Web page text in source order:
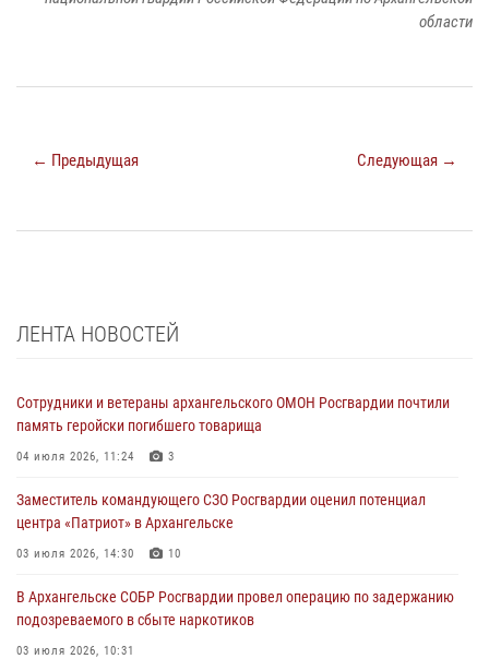
области
← Предыдущая Следующая →
ЛЕНТА НОВОСТЕЙ
Сотрудники и ветераны архангельского ОМОН Росгвардии почтили
память геройски погибшего товарища
04 июля 2026, 11:24 3
Заместитель командующего СЗО Росгвардии оценил потенциал
центра «Патриот» в Архангельске
03 июля 2026, 14:30 10
В Архангельске СОБР Росгвардии провел операцию по задержанию
подозреваемого в сбыте наркотиков
03 июля 2026, 10:31